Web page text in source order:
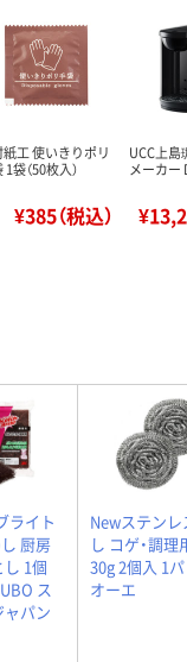
工 使いきりポリ
袋（50枚入）
¥385（税込）
UCC上島
メーカー
ライト
厨房
1個
ス
ャパン
Newステン
し コゲ・調理
30g 2個入 1
オーエ